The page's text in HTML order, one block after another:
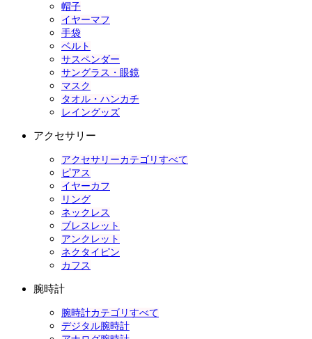
帽子
イヤーマフ
手袋
ベルト
サスペンダー
サングラス・眼鏡
マスク
タオル・ハンカチ
レイングッズ
アクセサリー
アクセサリーカテゴリすべて
ピアス
イヤーカフ
リング
ネックレス
ブレスレット
アンクレット
ネクタイピン
カフス
腕時計
腕時計カテゴリすべて
デジタル腕時計